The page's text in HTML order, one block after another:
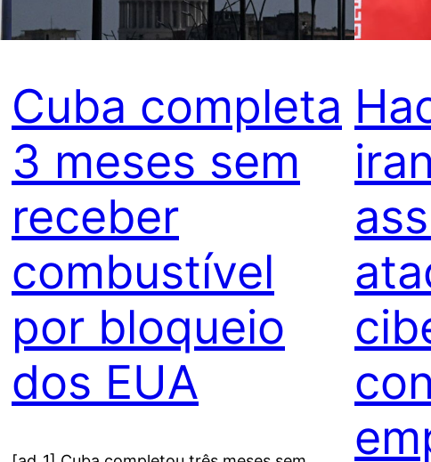
Cuba completa
3 meses sem
receber
combustível
por bloqueio
dos EUA